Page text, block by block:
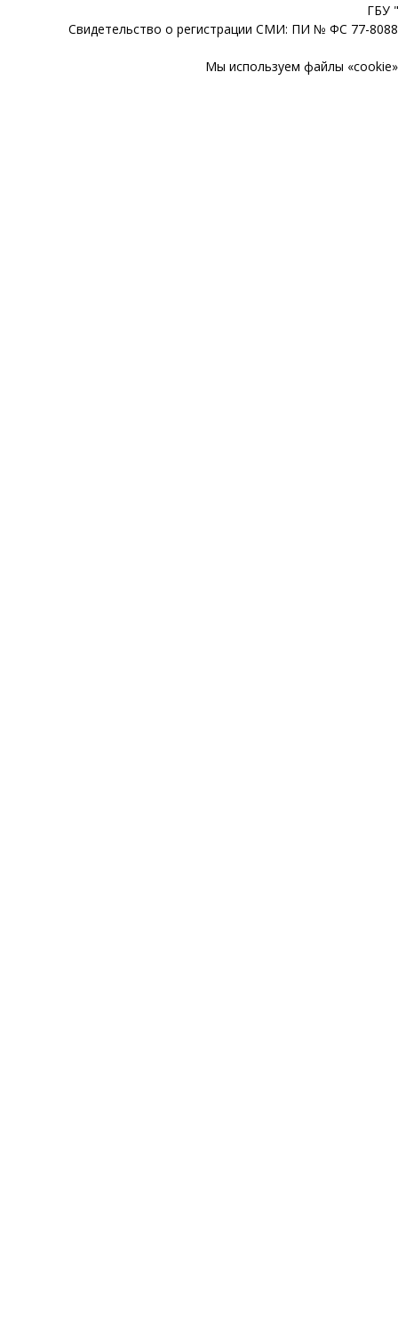
ГБУ
Свидетельство о регистрации СМИ: ПИ № ФС 77-
Мы используем файлы «cookie»